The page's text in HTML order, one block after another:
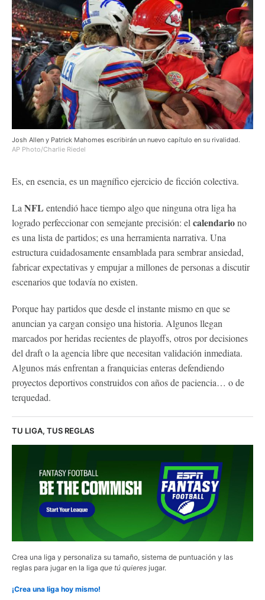
Josh Allen y Patrick Mahomes escribirán un nuevo capítulo en su rivalidad.
AP Photo/Charlie Riedel
Es, en esencia, es un magnífico ejercicio de ficción colectiva.
La NFL entendió hace tiempo algo que ninguna otra liga ha
logrado perfeccionar con semejante precisión: el calendariono
es una lista de partidos; es una herramienta narrativa. Una
estructura cuidadosamente ensamblada para sembrar ansiedad,
fabricar expectativas y empujar a millones de personas a discutir
escenarios que todavía no existen.
Porque hay partidos que desde el instante mismo en que se
anuncian ya cargan consigo una historia. Algunos llegan
marcados por heridas recientes de playoffs, otros por decisiones
del draft o la agencia libre que necesitan validación inmediata.
Algunos más enfrentan a franquicias enteras defendiendo
proyectos deportivos construidos con años de paciencia… o de
terquedad.
TU LIGA, TUS REGLAS
Crea una liga y personaliza su tamaño, sistema de puntuación y las
reglas para jugar en la liga que tú quieres jugar.
¡Crea una liga hoy mismo!